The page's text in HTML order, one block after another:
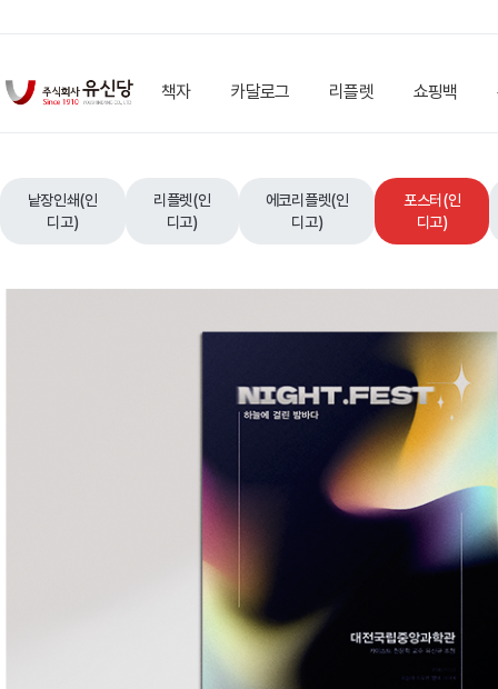
책자 카달로그 리플렛 쇼핑백
낱장인쇄(인
디고)
리플렛(인
디고)
에코리플렛(인
디고)
포스터(인
디고)